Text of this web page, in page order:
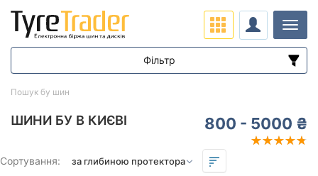
ШИНИ БУ В КИЄВІ 800 - 5000 ₴
Сортування:
Пошук бу шин
Фільтр
Діапазон цін
від
Підбір за параметрами